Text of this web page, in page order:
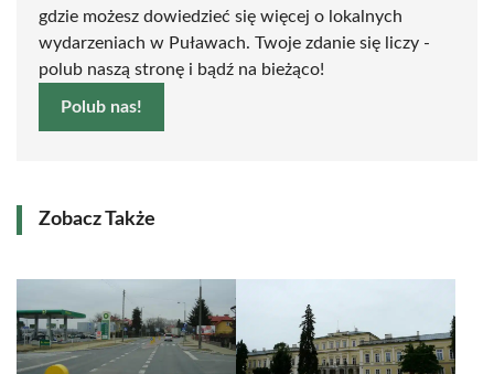
gdzie możesz dowiedzieć się więcej o lokalnych
wydarzeniach w Puławach. Twoje zdanie się liczy -
polub naszą stronę i bądź na bieżąco!
Polub nas!
Zobacz Także